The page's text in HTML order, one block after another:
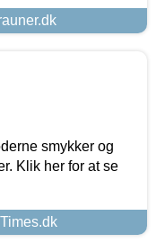
smykker og
Klik her for at se